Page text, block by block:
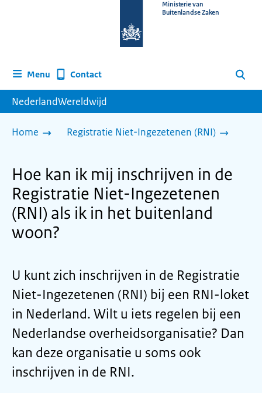
homepage
Ministerie van
Buitenlandse Zaken
Menu Contact Zoeken
NederlandWereldwijd
Home Registratie Niet-Ingezetenen (RNI)
Hoe kan ik mij inschrijven in de
Registratie Niet-Ingezetenen
(RNI) als ik in het buitenland
woon?
U kunt zich inschrijven in de Registratie
Niet-Ingezetenen (RNI) bij een RNI-loket
in Nederland. Wilt u iets regelen bij een
Nederlandse overheidsorganisatie? Dan
kan deze organisatie u soms ook
inschrijven in de RNI.